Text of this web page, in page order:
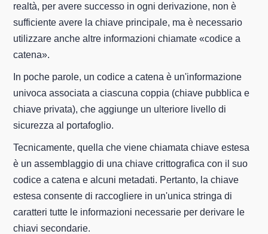
realtà, per avere successo in ogni derivazione, non è
sufficiente avere la chiave principale, ma è necessario
utilizzare anche altre informazioni chiamate «codice a
catena».
In poche parole, un codice a catena è un'informazione
univoca associata a ciascuna coppia (chiave pubblica e
chiave privata), che aggiunge un ulteriore livello di
sicurezza al portafoglio.
Tecnicamente, quella che viene chiamata chiave estesa
è un assemblaggio di una chiave crittografica con il suo
codice a catena e alcuni metadati. Pertanto, la chiave
estesa consente di raccogliere in un'unica stringa di
caratteri tutte le informazioni necessarie per derivare le
chiavi secondarie.